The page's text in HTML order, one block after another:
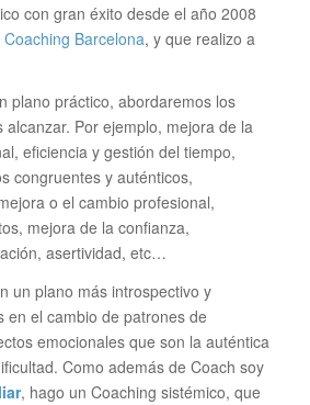
con gran éxito desde el año 2008
Coaching Barcelona, y que realizo a
plano práctico, abordaremos los
alcanzar. Por ejemplo, mejora de la
eficiencia y gestión del tiempo,
congruentes y auténticos,
o el cambio profesional,
mejora de la confianza,
asertividad, etc…
un plano más introspectivo y
en el cambio de patrones de
emocionales que son la auténtica
Como además de Coach soy
, hago un Coaching sistémico, que